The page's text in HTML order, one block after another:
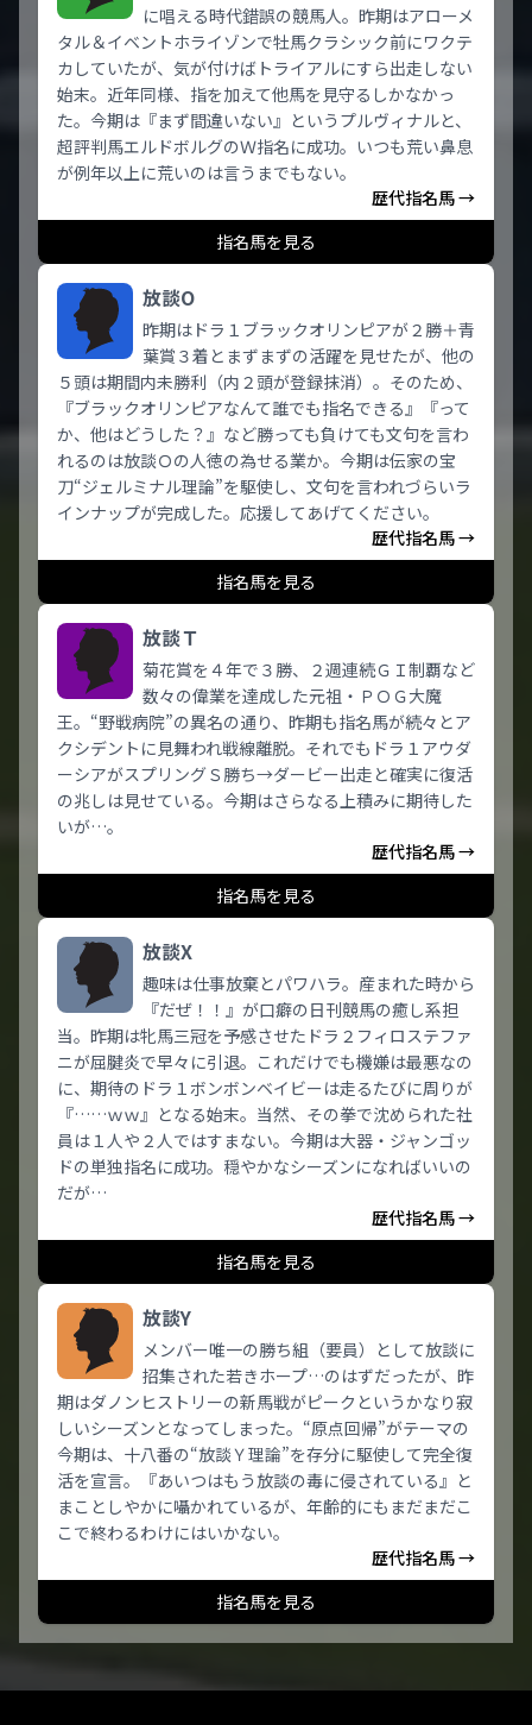
に唱える時代錯誤の競馬人。昨期はアローメ
タル＆イベントホライゾンで牡馬クラシック前にワクテ
カしていたが、気が付けばトライアルにすら出走しない
始末。近年同様、指を加えて他馬を見守るしかなかっ
た。今期は『まず間違いない』というプルヴィナルと、
超評判馬エルドボルグのＷ指名に成功。いつも荒い鼻息
が例年以上に荒いのは言うまでもない。
歴代指名馬 →
指名馬を見る
放談O
昨期はドラ１ブラックオリンピアが２勝＋青
葉賞３着とまずまずの活躍を見せたが、他の
５頭は期間内未勝利（内２頭が登録抹消）。そのため、
『ブラックオリンピアなんて誰でも指名できる』『って
か、他はどうした？』など勝っても負けても文句を言わ
れるのは放談Ｏの人徳の為せる業か。今期は伝家の宝
刀“ジェルミナル理論”を駆使し、文句を言われづらいラ
インナップが完成した。応援してあげてください。
歴代指名馬 →
指名馬を見る
放談Ｔ
菊花賞を４年で３勝、２週連続ＧＩ制覇など
数々の偉業を達成した元祖・ＰＯＧ大魔
王。“野戦病院”の異名の通り、昨期も指名馬が続々とア
クシデントに見舞われ戦線離脱。それでもドラ１アウダ
ーシアがスプリングＳ勝ち→ダービー出走と確実に復活
の兆しは見せている。今期はさらなる上積みに期待した
いが…。
歴代指名馬 →
指名馬を見る
放談X
趣味は仕事放棄とパワハラ。産まれた時から
『だぜ！！』が口癖の日刊競馬の癒し系担
当。昨期は牝馬三冠を予感させたドラ２フィロステファ
ニが屈腱炎で早々に引退。これだけでも機嫌は最悪なの
に、期待のドラ１ボンボンベイビーは走るたびに周りが
『……ｗｗ』となる始末。当然、その拳で沈められた社
員は１人や２人ではすまない。今期は大器・ジャンゴッ
ドの単独指名に成功。穏やかなシーズンになればいいの
だが…
歴代指名馬 →
指名馬を見る
放談Y
メンバー唯一の勝ち組（要員）として放談に
招集された若きホープ…のはずだったが、昨
期はダノンヒストリーの新馬戦がピークというかなり寂
しいシーズンとなってしまった。“原点回帰”がテーマの
今期は、十八番の“放談Ｙ理論”を存分に駆使して完全復
活を宣言。『あいつはもう放談の毒に侵されている』と
まことしやかに囁かれているが、年齢的にもまだまだこ
こで終わるわけにはいかない。
歴代指名馬 →
指名馬を見る